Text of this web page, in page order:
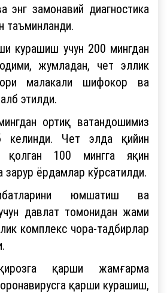
энг замонавий диагностика
таъминланди.
курашиш учун 200 мингдан
жумладан, чет эллик
малакали шифокор ва
этилди.
ортиқ ватандошимиз
келинди. Чет элда қийин
қолган 100 мингга яқин
зарур ёрдамлар кўрсатилди.
юмшатиш ва
давлат томонидан жами
комплекс чора-тадбирлар
қарши жамғарма
қарши курашиш,